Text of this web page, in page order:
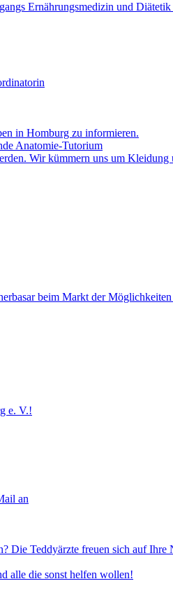
Ernährungsmedizin und
in Homburg zu informieren.
Anatomie-Tutorium
Wir kümmern uns um Kleidung
beim Markt der Möglichkeiten
e. V.!
an
Die Teddyärzte freuen sich auf Ihre
alle die sonst helfen wollen!